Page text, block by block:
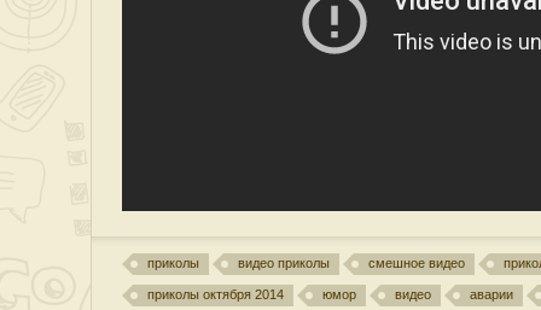
приколы видео приколы смешное видео
приколы октября 2014 юмор видео аварии